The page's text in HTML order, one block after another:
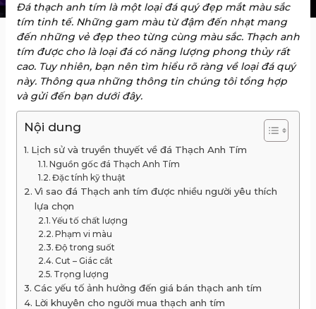
Đá thạch anh tím là một loại đá quý đẹp mắt màu sắc
tím tinh tế. Những gam màu từ đậm đến nhạt mang
đến những vẻ đẹp theo từng cùng màu sắc. Thạch anh
tím được cho là loại đá có năng lượng phong thủy rất
cao. Tuy nhiên, bạn nên tìm hiểu rõ ràng về loại đá quý
này. Thông qua những thông tin chúng tôi tổng hợp
và gửi đến bạn dưới đây.
Nội dung
Lịch sử và truyền thuyết về đá Thạch Anh Tím
Nguồn gốc đá Thạch Anh Tím
Đặc tính kỹ thuật
Vì sao đá Thạch anh tím được nhiều người yêu thích
lựa chọn
Yếu tố chất lượng
Phạm vi màu
Độ trong suốt
Cut – Giác cắt
Trọng lượng
Các yếu tố ảnh hưởng đến giá bán thạch anh tím
Lời khuyên cho người mua thạch anh tím